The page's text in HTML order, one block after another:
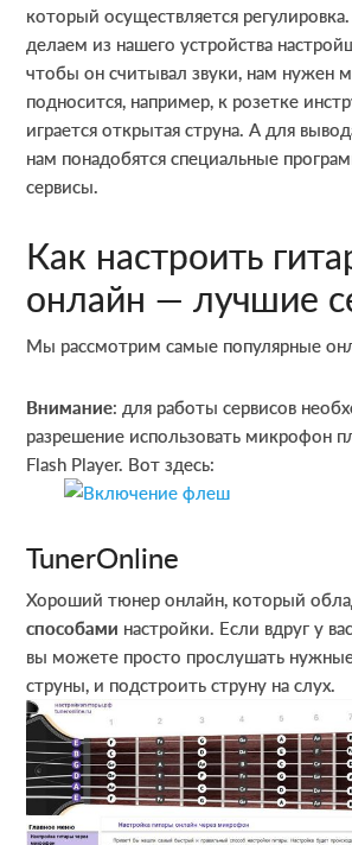
который осуществляется
делаем из нашего устройства
чтобы он считывал звуки, нам нужен
подносится, например, к розетке
играется открытая струна. А для
нам понадобятся специальные
сервисы.
Как настроить
онлайн — лучшие
Мы рассмотрим самые популярные
Внимание: для работы сервисов
разрешение использовать микрофон
Flash Player. Вот здесь:
TunerOnline
Хороший тюнер онлайн, который
способами настройки. Если вдруг у
вы можете просто прослушать
струны, и подстроить струну на слух.